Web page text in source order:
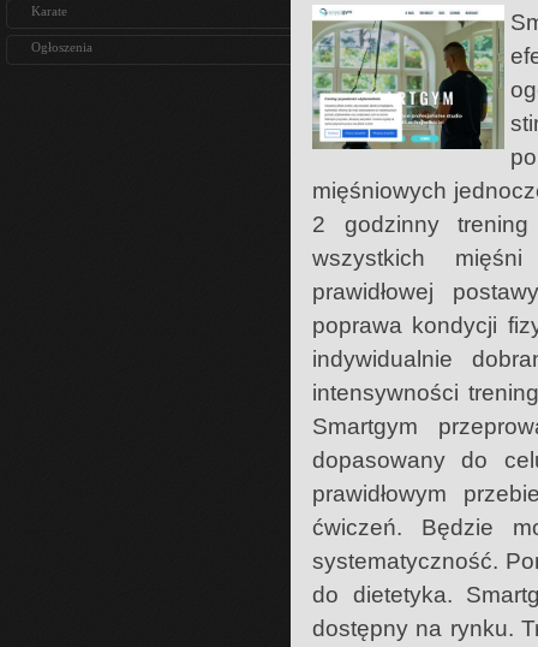
Karate
Ogłoszenia
mięśniowych
2 godzinny
wszystkich
prawidłowej
poprawa kondycji
indywidualnie
intensywności
Smartgym
dopasowany do
prawidłowym
ćwiczeń. Będzie
systematyczność.
do dietetyka.
dostępny na rynku.